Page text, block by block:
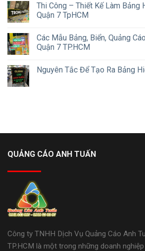
Thi Công – Thiết Kế Làm Bảng
Quận 7 TpHCM
Các Mẫu Bảng, Biển, Quảng
Quận 7 TP.HCM
Nguyên Tắc Để Tạo Ra Bảng
QUẢNG CÁO ANH TUẤN
Công ty TNHH Dịch Vụ Quảng Cáo Anh
TP.HCM là một trong những doanh